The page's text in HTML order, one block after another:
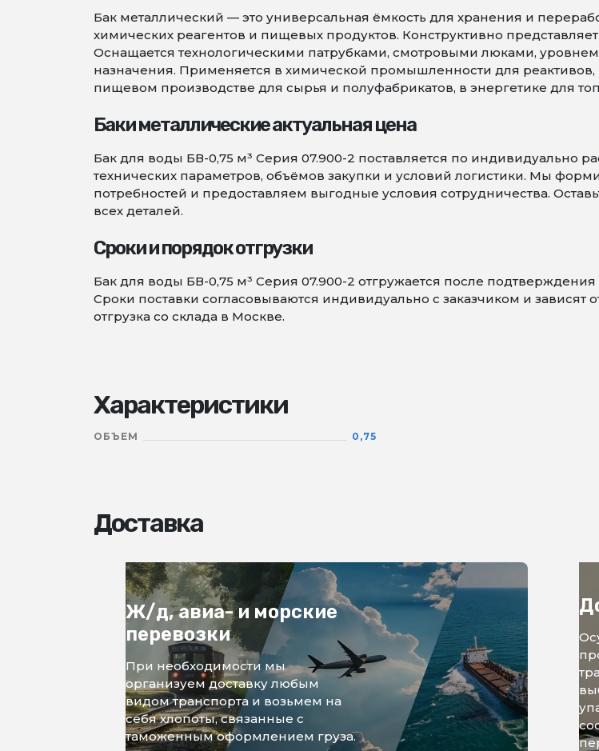
Бак металлический — это универсальная ёмкость для хранения и
химических реагентов и пищевых продуктов. Конструктивно
Оснащается технологическими патрубками, смотровыми люками,
назначения. Применяется в химической промышленности для
пищевом производстве для сырья и полуфабрикатов, в энергетике для
Баки металлические актуальная цена
Бак для воды БВ-0,75 м³ Серия 07.900-2 поставляется по индивидуально
технических параметров, объёмов закупки и условий логистики. Мы
потребностей и предоставляем выгодные условия сотрудничества.
всех деталей.
Сроки и порядок отгрузки
Бак для воды БВ-0,75 м³ Серия 07.900-2 отгружается после
Сроки поставки согласовываются индивидуально с заказчиком и зависят
отгрузка со склада в Москве.
Характеристики
ОБЪЕМ 0,75
Доставка
Ж/д, авиа- и морские
перевозки
При необходимости мы
организуем доставку любым
видом транспорта и возьмем на
себя хлопоты, связанные с
таможенным оформлением груза.